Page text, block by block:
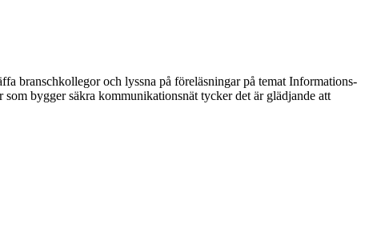
branschkollegor och lyssna på föreläsningar på temat Informations-
bygger säkra kommunikationsnät tycker det är glädjande att